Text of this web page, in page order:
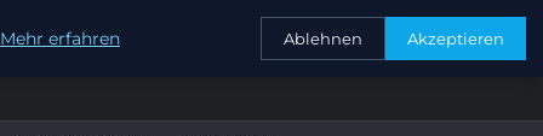
KONTAKT
Mehr erfahren Ablehnen Akzeptieren